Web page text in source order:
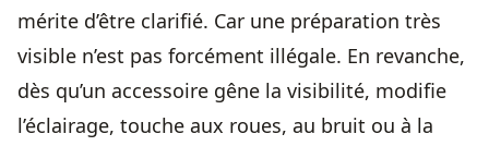
mérite d’être clarifié. Car une préparation très
visible n’est pas forcément illégale. En revanche,
dès qu’un accessoire gêne la visibilité, modifie
l’éclairage, touche aux roues, au bruit ou à la